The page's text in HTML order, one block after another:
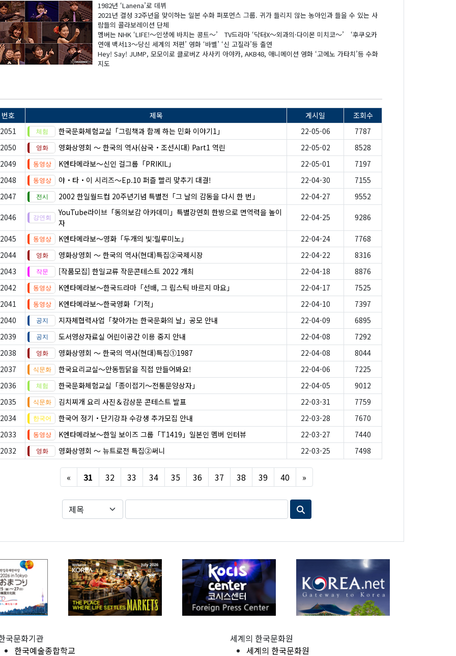
1982년 ‘Lanena’로 데뷔
2021년 결성 32주년을 맞이하는 일본 수화 퍼포먼스 그룹. 귀가 들리지 않는 농아인과 들을 수 있는 사
람들의 콜라보레이션 단체
멤버는 NHK ‘LIFE!～인생에 바치는 콩트～’ TV드라마 ‘닥터X～외과의·다이몬 미치코～’ ‘후쿠오카
연애 백서13～당신 세계의 저편’ 영화 ‘바벨’ ‘신 고질라’등 출연
Hey! Say! JUMP, 모모이로 클로버Z 사사키 아야카, AKB48, 애니메이션 영화 ‘고에노 가타치’등 수화
지도
번호 제목 게시일
조회수
2051
한국문화체험교실「그림책과 함께 하는 민화 이야기1」 22-05-06
7787
2050
영화상영회 ～ 한국의 역사(삼국・조선시대) Part1 역린 22-05-02
8528
2049
K엔타메라보～신인 걸그룹「PRIKIL」 22-05-01
7197
2048
야・타・이 시리즈〜Ep.10 퍼즐 빨리 맞추기 대결! 22-04-30
7155
2047
2002 한일월드컵 20주년기념 특별전「그 날의 감동을 다시 한 번」 22-04-27 9552
2046
YouTube라이브「동의보감 아카데미」특별강연회 한방으로 면역력을 높이
자
22-04-25 9286
2045 K엔타메라보～영화「두개의 빛:릴루미노」 22-04-24
7768
2044
영화상영회 ～ 한국의 역사(현대)특집②국제시장 22-04-22
8316
2043
[작품모집] 한일교류 작문콘테스트 2022 개최 22-04-18
8876
2042
K엔타메라보～한국드라마「선배, 그 립스틱 바르지 마요」 22-04-17
7525
2041
K엔타메라보～한국영화「기적」 22-04-10
7397
2040
지자체협력사업「찾아가는 한국문화의 날」공모 안내 22-04-09
6895
2039
도서영상자료실 어린이공간 이용 중지 안내 22-04-08
7292
2038
영화상영회 ～ 한국의 역사(현대)특집①1987 22-04-08
8044
2037
한국요리교실〜안동찜닭을 직접 만들어봐요! 22-04-06
7225
2036
한국문화체험교실「종이접기〜전통문양상자」 22-04-05
9012
2035
김치찌개 요리 사진＆감상문 콘테스트 발표 22-03-31
7759
2034
한국어 정기・단기강좌 수강생 추가모집 안내 22-03-28
7670
2033
K엔타메라보～한일 보이즈 그룹「T1419」일본인 멤버 인터뷰 22-03-27
7440
2032
영화상영회 ～ 뉴트로전 특집②써니 22-03-25 7498
« Previous
31 32 33 34 35 36 37 38 39 40 »
국문화기관
한국예술종합학교
세계의 한국문화원
세계의 한국문화원